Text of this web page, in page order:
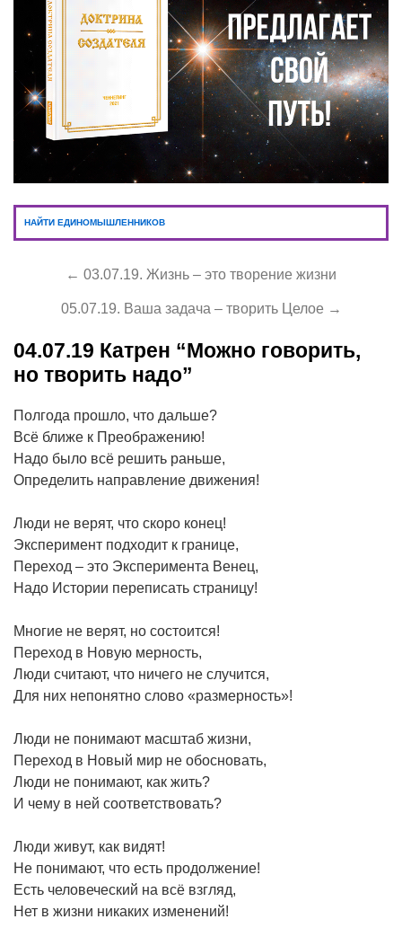
НАЙТИ ЕДИНОМЫШЛЕННИКОВ
← 03.07.19. Жизнь – это творение жизни
05.07.19. Ваша задача – творить Целое →
04.07.19 Катрен “Можно говорить,
но творить надо”
Полгода прошло, что дальше?
Всё ближе к Преображению!
Надо было всё решить раньше,
Определить направление движения!
Люди не верят, что скоро конец!
Эксперимент подходит к границе,
Переход – это Эксперимента Венец,
Надо Истории переписать страницу!
Многие не верят, но состоится!
Переход в Новую мерность,
Люди считают, что ничего не случится,
Для них непонятно слово «размерность»!
Люди не понимают масштаб жизни,
Переход в Новый мир не обосновать,
Люди не понимают, как жить?
И чему в ней соответствовать?
Люди живут, как видят!
Не понимают, что есть продолжение!
Есть человеческий на всё взгляд,
Нет в жизни никаких изменений!